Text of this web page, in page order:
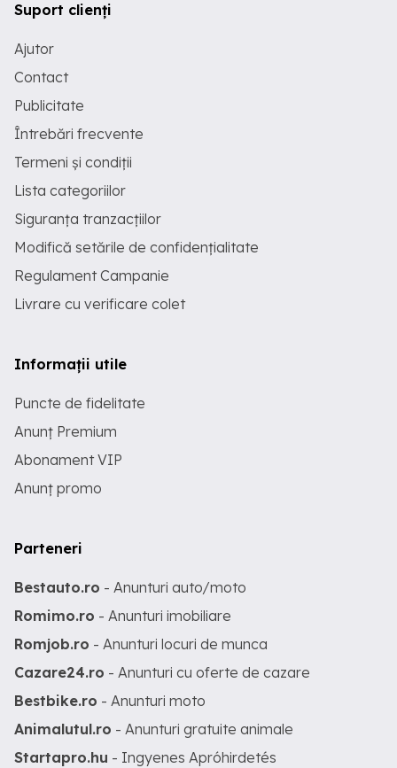
Suport clienți
Ajutor
Contact
Publicitate
Întrebări frecvente
Termeni și condiții
Lista categoriilor
Siguranța tranzacțiilor
Modifică setările de confidențialitate
Regulament Campanie
Livrare cu verificare colet
Informații utile
Puncte de fidelitate
Anunț Premium
Abonament VIP
Anunț promo
Parteneri
Bestauto.ro - Anunturi auto/moto
Romimo.ro - Anunturi imobiliare
Romjob.ro - Anunturi locuri de munca
Cazare24.ro - Anunturi cu oferte de cazare
Bestbike.ro - Anunturi moto
Animalutul.ro - Anunturi gratuite animale
Startapro.hu - Ingyenes Apróhirdetés